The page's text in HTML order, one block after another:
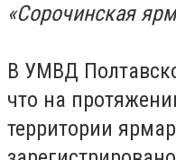
«Сорочинская
В УМВД
что на
территории